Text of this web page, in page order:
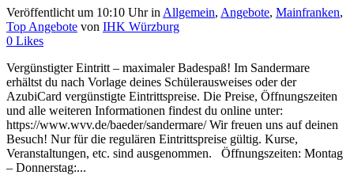
Veröffentlicht um 10:10 Uhrin Allgemein, Angebote, Mainfranken,
Top Angebote von IHK Würzburg
0 Likes
Vergünstigter Eintritt – maximaler Badespaß! Im Sandermare
erhältst du nach Vorlage deines Schülerausweises oder der
AzubiCard vergünstigte Eintrittspreise. Die Preise, Öffnungszeiten
und alle weiteren Informationen findest du online unter:
https://www.wvv.de/baeder/sandermare/ Wir freuen uns auf deinen
Besuch! Nur für die regulären Eintrittspreise gültig. Kurse,
Veranstaltungen, etc. sind ausgenommen. Öffnungszeiten: Montag
– Donnerstag:...